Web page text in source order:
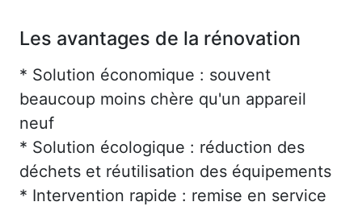
Les avantages de la rénovation
* Solution économique : souvent
beaucoup moins chère qu'un appareil
neuf
* Solution écologique : réduction des
déchets et réutilisation des équipements
* Intervention rapide : remise en service